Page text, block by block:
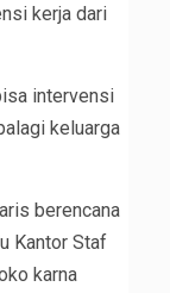
kerja dari
intervensi
keluarga
berencana
Kantor Staf
karna